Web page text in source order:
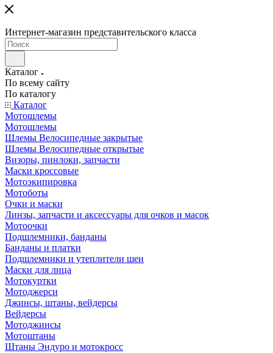
Интернет-магазин представительского класса
Каталог
По всему сайту
По каталогу
Каталог
Мотошлемы
Мотошлемы
Шлемы Велосипедные закрытые
Шлемы Велосипедные открытые
Визоры, пинлоки, запчасти
Маски кроссовые
Мотоэкипировка
Мотоботы
Очки и маски
Линзы, запчасти и аксессуары для очков и масок
Мотоочки
Подшлемники, банданы
Банданы и платки
Подшлемники и утеплители шеи
Маски для лица
Мотокуртки
Мотоджерси
Джинсы, штаны, вейдерсы
Вейдерсы
Мотоджинсы
Мотоштаны
Штаны Эндуро и мотокросс